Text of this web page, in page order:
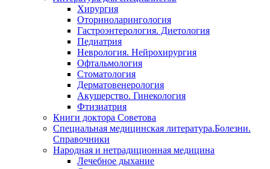
Хирургия
Оториноларингология
Гастроэнтерология. Диетология
Педиатрия
Неврология. Нейрохирургия
Офтальмология
Стоматология
Дерматовенерология
Акушерство. Гинекология
Фтизиатрия
Книги доктора Советова
Специальная медицинская литература.Болезни.
Справочники
Народная и нетрадиционная медицина
Лечебное дыхание